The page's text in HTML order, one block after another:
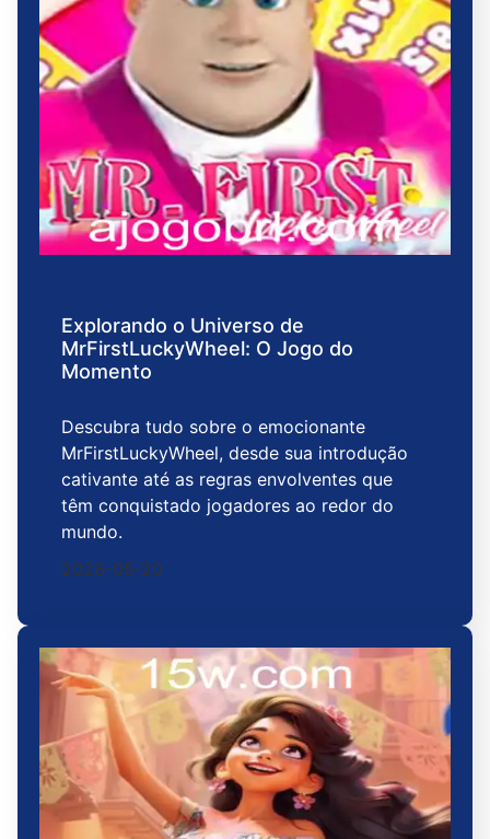
Explorando o Universo de
MrFirstLuckyWheel: O Jogo do
Momento
Descubra tudo sobre o emocionante
MrFirstLuckyWheel, desde sua introdução
cativante até as regras envolventes que
têm conquistado jogadores ao redor do
mundo.
2026-05-20